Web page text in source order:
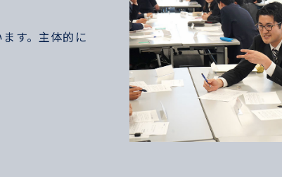
す。主体的に